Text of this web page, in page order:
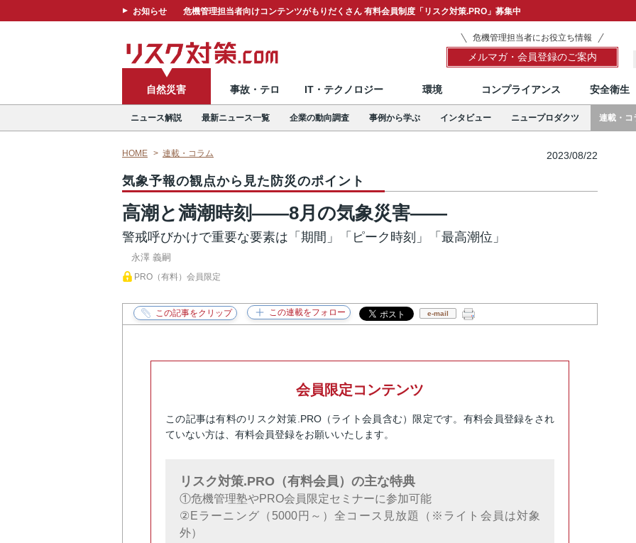
お知らせ 危機管理担当者向けコンテンツがもりだくさん 有料会員制度「リスク対策.PRO」募集中
危機管理担当者にお役立ち情報
メルマガ・会員登録のご案内
自然災害 事故・テロ IT・テクノロジー 環境 コンプライアンス 安全衛生
ニュース解説 最新ニュース一覧 企業の動向調査 事例から学ぶ インタビュー ニュープロダクツ 連載・コ
HOME 連載・コラム 2023/08/22
気象予報の観点から見た防災のポイント
高潮と満潮時刻――8月の気象災害――
警戒呼びかけで重要な要素は「期間」「ピーク時刻」「最高潮位」
永澤 義嗣
PRO（有料）会員限定
e-mail
会員限定コンテンツ
この記事は有料のリスク対策.PRO（ライト会員含む）限定です。有料会員登録をされ
ていない方は、有料会員登録をお願いいたします。
リスク対策.PRO（有料会員）の主な特典
①危機管理塾やPRO会員限定セミナーに参加可能
②Eラーニング（5000円～）全コース見放題（※ライト会員は対象
外）